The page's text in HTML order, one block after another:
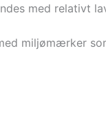
med relativt
miljømærker